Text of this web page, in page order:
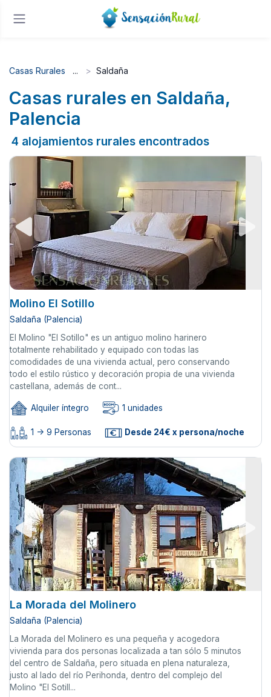
Casas Rurales Saldaña
Casas rurales en Saldaña,
Palencia
4 alojamientos rurales encontrados
Molino El Sotillo
Saldaña (Palencia)
El Molino "El Sotillo" es un antiguo molino harinero
totalmente rehabilitado y equipado con todas las
comodidades de una vivienda actual, pero conservando
todo el estilo rústico y decoración propia de una vivienda
castellana, además de cont...
Alquiler íntegro 1 unidades
1 -> 9 Personas Desde 24€ x persona/noche
La Morada del Molinero
Saldaña (Palencia)
La Morada del Molinero es una pequeña y acogedora
vivienda para dos personas localizada a tan sólo 5 minutos
del centro de Saldaña, pero situada en plena naturaleza,
justo al lado del río Perihonda, dentro del complejo del
Molino "El Sotill...